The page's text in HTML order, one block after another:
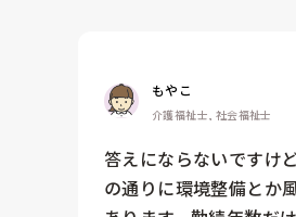
もやこ
介護福祉士, 社会福祉士
答えにならないですけ
の通りに環境整備とか